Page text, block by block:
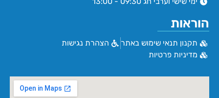
הוראות
תקנון תנאי שימוש באתר
הצהרת נגישות
מדיניות פרטיות